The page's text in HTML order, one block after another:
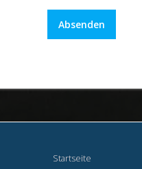
Absenden
Startseite